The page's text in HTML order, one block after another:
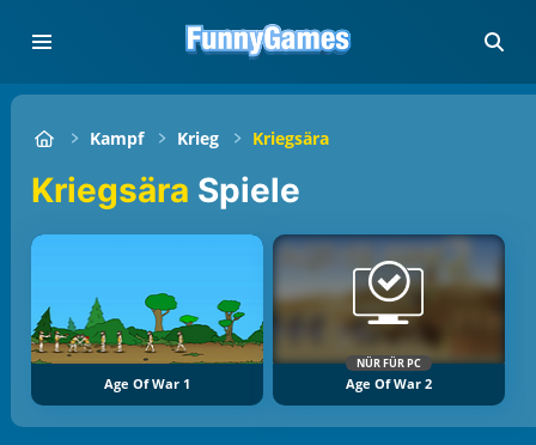
Kampf Krieg Kriegsära
Kriegsära Spiele
Age Of War 1
NÜR FÜR PC
Age Of War 2